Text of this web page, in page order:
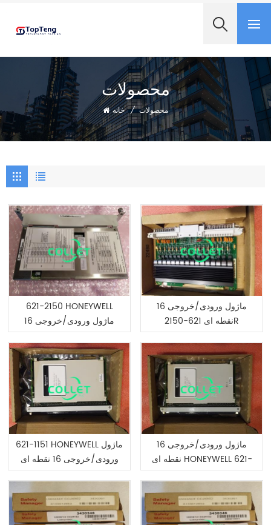
محصولات
خانه / محصولات
621-2150 HONEYWELL
ماژول ورودی/خروجی 16
نقطه ای
ماژول ورودی/خروجی 16
نقطه ای 621-2150R
HONEYWELL
621-1151 HONEYWELL ماژول
ورودی/خروجی 16 نقطه ای
ماژول ورودی/خروجی 16
نقطه ای HONEYWELL 621-
1160R